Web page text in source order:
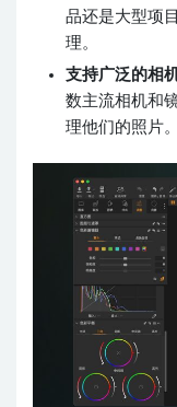
品还是大型项
理。
支持广泛的相
数主流相机和
理他们的照片。